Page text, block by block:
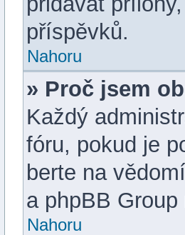
příspěvků.
Nahoru
» Proč jsem
Každý
fóru, pokud je
berte na
a phpBB
Nahoru